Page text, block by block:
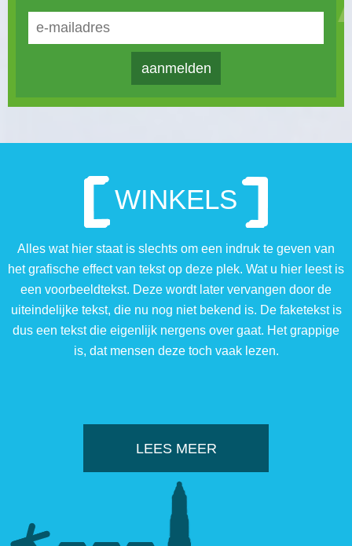
aanmelden
WINKELS
Alles wat hier staat is slechts om een indruk te geven van
het grafische effect van tekst op deze plek. Wat u hier leest is
een voorbeeldtekst. Deze wordt later vervangen door de
uiteindelijke tekst, die nu nog niet bekend is. De faketekst is
dus een tekst die eigenlijk nergens over gaat. Het grappige
is, dat mensen deze toch vaak lezen.
LEES MEER